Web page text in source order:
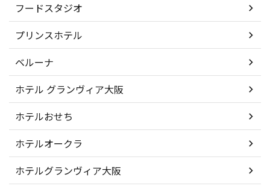
フードスタジオ
プリンスホテル
ベルーナ
ホテル グランヴィア大阪
ホテルおせち
ホテルオークラ
ホテルグランヴィア大阪